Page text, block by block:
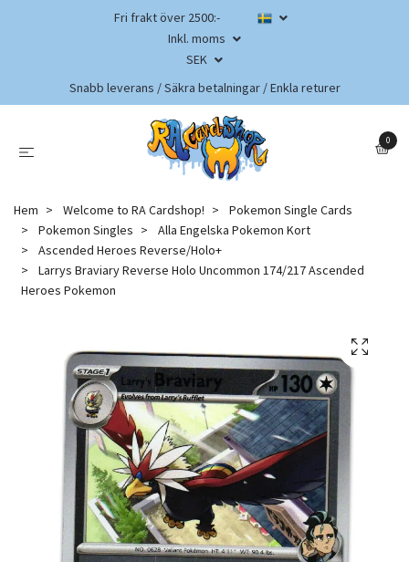
Fri frakt över 2500:-
Inkl. moms
SEK
Snabb leverans / Säkra betalningar / Enkla returer
0
Hem Welcome to RA Cardshop!
Pokemon Single Cards
Pokemon Singles
Alla Engelska Pokemon Kort
Ascended Heroes Reverse/Holo+
Larrys Braviary Reverse Holo Uncommon 174/217 Ascended
Heroes Pokemon